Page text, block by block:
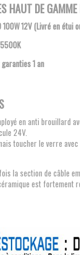
HAUT DE
100W 12V (Livré en
5500K
1 an
en anti brouillard
24V.
toucher le verre
la section de câble
est fortement